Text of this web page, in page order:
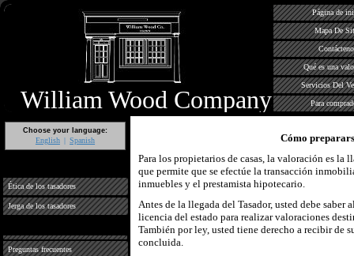
Página de
Mapa De
Qué es una
Servicios Del
Para
William Wood Company
Choose your language:
English Spanish
Ética de los tasadores
Jerga de los tasadores
Preguntas frecuentes
Cómo
Para los propietarios de casas, la valoración es la
que permite que se efectúe la transacción
inmuebles y el prestamista hipotecario.
Antes de la llegada del Tasador, usted debe saber
licencia del estado para realizar valoraciones
También por ley, usted tiene derecho a recibir de
concluida.